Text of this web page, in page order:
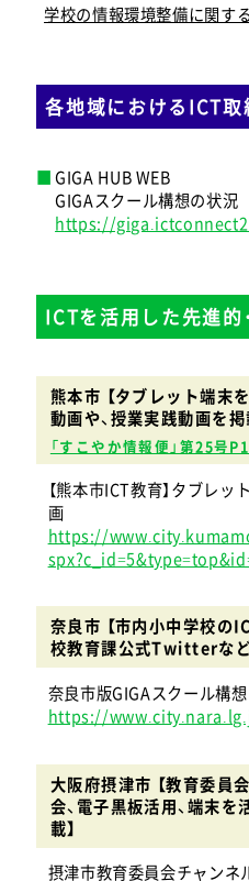
学校の情報環境整備に関す
各地域におけるICT取
GIGA HUB WEB
GIGAスクール構想の状況
https://
ICTを活用した先進的
熊本市 【タブレット端末
動画や、授業実践動画を掲
「すこやか情報便」第25号
【熊本市ICT教育】タブレ
画
https://
奈良市 【市内小中学校の
校教育課公式Twitterなど
奈良市版GIGAスクール構想
https://
大阪府摂津市 【教育委員
会、電子黒板活用、端末
載】
摂津市教育委員会チャン